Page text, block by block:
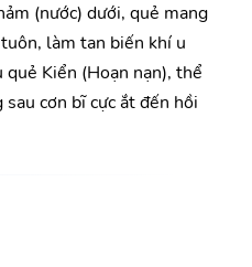
(nước) dưới, quẻ mang
làm tan biến khí u
Kiển (Hoạn nạn), thể
cơn bĩ cực ắt đến hồi